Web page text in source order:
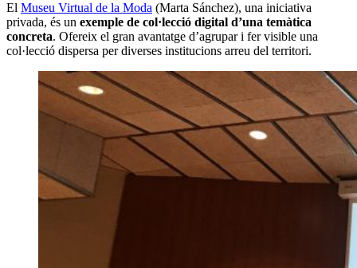
El Museu Virtual de la Moda (Marta Sánchez), una iniciativa
privada, és un exemple de col·lecció digital d’una temàtica
concreta. Ofereix el gran avantatge d’agrupar i fer visible una
col·lecció dispersa per diverses institucions arreu del territori.